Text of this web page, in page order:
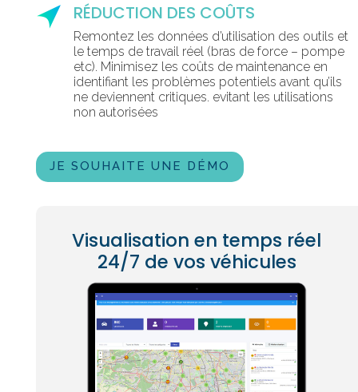
RÉDUCTION DES COÛTS
Remontez les données d’utilisation des outils et
le temps de travail réel (bras de force – pompe
etc). Minimisez les coûts de maintenance en
identifiant les problèmes potentiels avant qu’ils
ne deviennent critiques. evitant les utilisations
non autorisées
JE SOUHAITE UNE DÉMO
Visualisation en temps réel
24/7 de vos véhicules